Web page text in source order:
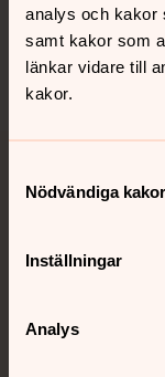
analys och kakor
samt kakor som
länkar vidare till
kakor.
Nödvändiga kakor
Inställningar
Analys
Sociala
Jourhavande
med en präst på
Chatt